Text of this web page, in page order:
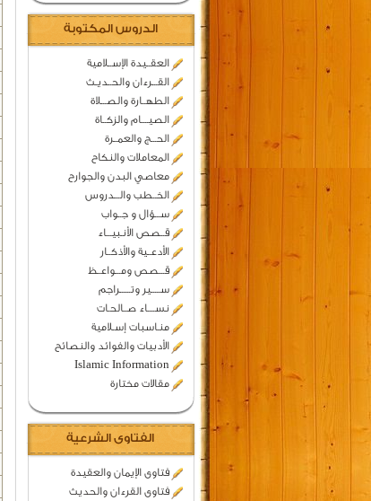
الدروس المكتوبة
العقــيدة الإســلامية
القـــرءان والحــديـث
الطهــارة والصـــلاة
الصيــــام والزكــاة
الحـــج والعمــرة
المعاملات والنكاح
معاصي البدن والجوارح
الخــطب والـــدروس
ســـؤال و جــواب
قــصص الأنـبيـــاء
الأدعــية والأذكــار
قـــصص ومـــواعــظ
ســـــير وتــــــراجم
نســــاء صــالحـات
منـاسبات إسـلامية
الأدبيات والفوائد والنصائح
Islamic Information
مقالات مختارة
الفتاوى الشرعية
فتاوى الإيمان والعقيدة
فتاوى القرءان والحديث